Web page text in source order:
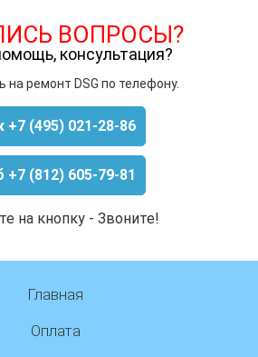
ВОПРОСЫ?
консультация?
на ремонт DSG по телефону.
+7 (495) 021-28-86
+7 (812) 605-79-81
на кнопку - Звоните!
Главная
Оплата